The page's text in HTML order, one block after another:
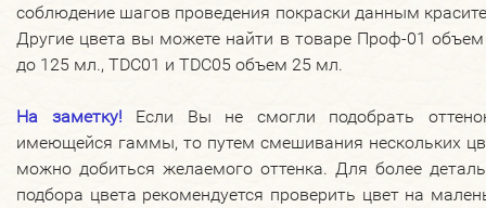
соблюдение шагов проведения покраски данным
Другие цвета вы можете найти в товаре Проф-01
до 125 мл., TDC01 и TDC05 объем 25 мл.
На заметку! Если Вы не смогли подобрать
имеющейся гаммы, то путем смешивания нескольких
можно добиться желаемого оттенка. Для более
подбора цвета рекомендуется проверить цвет на